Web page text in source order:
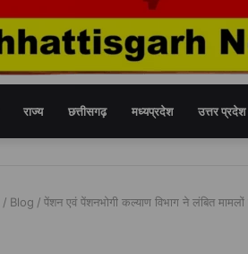
राज्य छत्तीसगढ़ मध्यप्रदेश उत्तर प्रदेश
/ Blog / पेंशन एवं पेंशनभोगी कल्याण विभाग ने लंबित